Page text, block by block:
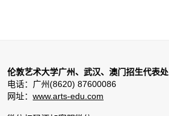
伦敦艺术大学广州、武汉、澳门招生代表处
电话：广州(8620) 87600086
网址： www.arts-edu.com